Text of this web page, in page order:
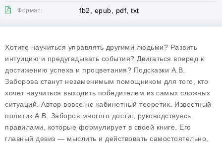
Формат: fb2, epub, pdf, txt
Хотите научиться управлять другими людьми? Развить
интуицию и предугадывать события? Двигаться вперед к
достижению успеха и процветания? Подсказки А.В.
Заборова станут незаменимым помощником для того, кто
хочет научиться выходить победителем из самых сложных
ситуаций. Автор вовсе не кабинетный теоретик. Известный
политик А.В. Заборов многого достиг, руководствуясь
правилами, которые формулирует в своей книге. Его
главный девиз — мыслить и действовать самостоятельно,